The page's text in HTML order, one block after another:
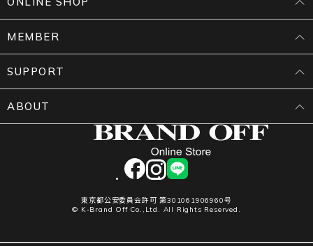
facebookinstagram
LINE
東京都公安委員会許可 第301061906960号
© K-Brand Off Co.,Ltd. All Rights Reserved.
MEMBER
SUPPORT
ABOUT